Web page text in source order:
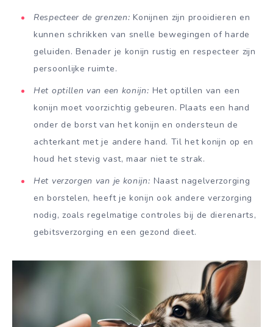
Respecteer de grenzen: Konijnen zijn prooidieren en
kunnen schrikken van snelle bewegingen of harde
geluiden. Benader je konijn rustig en respecteer zijn
persoonlijke ruimte.
Het optillen van een konijn: Het optillen van een
konijn moet voorzichtig gebeuren. Plaats een hand
onder de borst van het konijn en ondersteun de
achterkant met je andere hand. Til het konijn op en
houd het stevig vast, maar niet te strak.
Het verzorgen van je konijn: Naast nagelverzorging
en borstelen, heeft je konijn ook andere verzorging
nodig, zoals regelmatige controles bij de dierenarts,
gebitsverzorging en een gezond dieet.